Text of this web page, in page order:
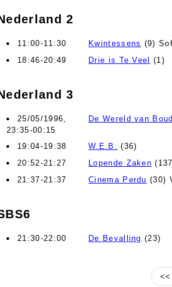
2
11:00-11:30 Kwintessens (9)
18:46-20:49
Drie is Te Veel (1)
3
25/05/1996,
23:35-00:15
De Wereld van
19:04-19:38 W.E.B. (36)
20:52-21:27
Lopende Zaken
21:37-21:37
Cinema Perdu (30)
21:30-22:00 De Bevalling (23)
<<